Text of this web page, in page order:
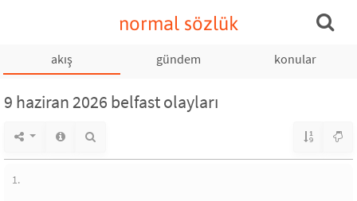
normal sözlük
akış gündem konular
9 haziran 2026 belfast olayları
1.